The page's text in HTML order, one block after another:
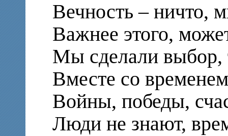
Вечность – ничто,
Важнее этого,
Мы сделали выбор,
Вместе со
Войны, победы,
Люди не знают,